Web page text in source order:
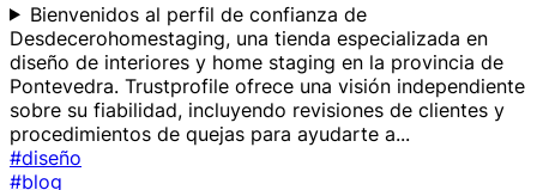
Bienvenidos al perfil de confianza de
Desdecerohomestaging, una tienda especializada en
diseño de interiores y home staging en la provincia de
Pontevedra. Trustprofile ofrece una visión independiente
sobre su fiabilidad, incluyendo revisiones de clientes y
procedimientos de quejas para ayudarte a...
#diseño
#blog